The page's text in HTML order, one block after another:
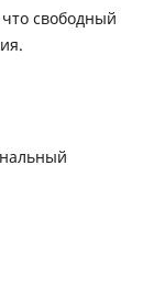
свободный